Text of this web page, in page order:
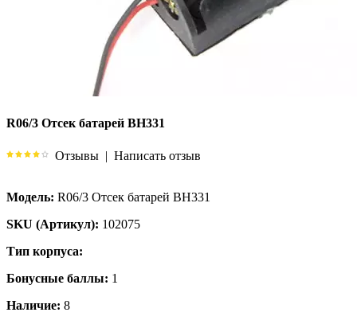
R06/3 Отсек батарей BH331
Отзывы | Написать отзыв
Модель: R06/3 Отсек батарей BH331
SKU (Артикул): 102075
Тип корпуса:
Бонусные баллы: 1
Наличие: 8